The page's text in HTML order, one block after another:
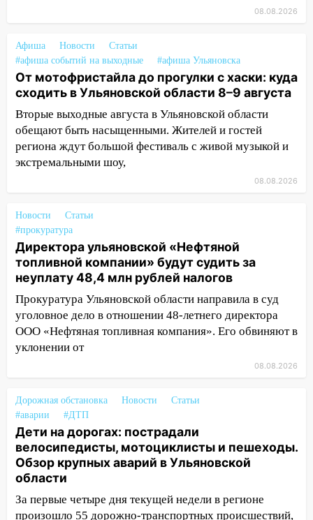
разработают отечественный прибор для
цифровой ПЦР
15:47 Ульяновцы могут вернуть деньги
за абонементы закрывшегося фитнес-
клуба «Рекорд-Fitness»
15:34 После вмешательства
прокуратуры в селах Ульяновской
области привели в порядок детские
15:27
Прокуратура проверяет
капремонт школы в селе Кивать
15:08 В Кузоватово после прокурорской
проверки обновили разметку на
пешеходных переходах
14:40 На проспекте Гая в Ульяновске
запретили остановку автомобилей на
50-метровом участке
В Новом городе 8 августа пройдет
мотофристайлом и концертом
«Мураками»
14:04 Жару смоет ливнями: прогноз
погоды в Ульяновской области на
выходные 8-9 августа
13:30 В Ульяновске транспортные
полицейские проведут акцию «Час
08.08.2026
Афиша Новости
Статьи
#афиша событий на выходные
#афиша Ульяновска
От мотофристайла до прогулки с хаски: куда
сходить в Ульяновской области 8–9 августа
Вторые выходные августа в Ульяновской области
обещают быть насыщенными. Жителей и гостей
региона ждут большой фестиваль с живой музыкой и
экстремальными шоу,
08.08.2026
Новости
Статьи
#прокуратура
Директора ульяновской «Нефтяной
топливной компании» будут судить за
неуплату 48,4 млн рублей налогов
Прокуратура Ульяновской области направила в суд
уголовное дело в отношении 48-летнего директора
ООО «Нефтяная топливная компания». Его обвиняют в
уклонении от
08.08.2026
Дорожная обстановка Новости
Статьи
#аварии
#ДТП
Дети на дорогах: пострадали
велосипедисты, мотоциклисты и пешеходы.
Обзор крупных аварий в Ульяновской
области
За первые четыре дня текущей недели в регионе
произошло 55 дорожно-транспортных происшествий,